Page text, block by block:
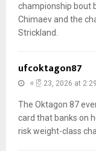
championship bout
Chimaev and the
Strickland.
ufcoktagon87
ဧပြီ 23, 2026 at
The Oktagon 87
card that banks on
risk weight-class